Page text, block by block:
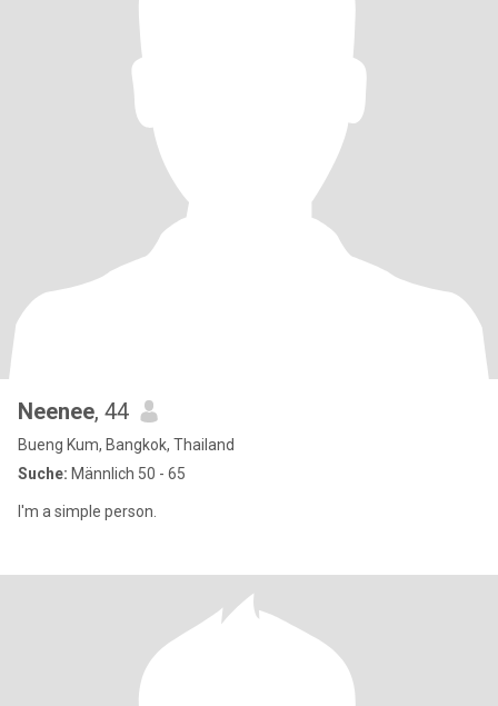
Neenee, 44
Bueng Kum, Bangkok, Thailand
Suche: Männlich 50 - 65
I'm a simple person.